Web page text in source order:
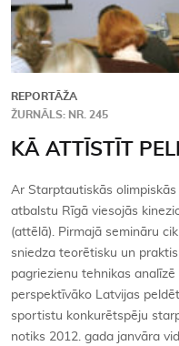
REPORTĀŽA
ŽURNĀLS: NR. 245
KĀ ATTĪSTĪT
Ar Starptautiskās
atbalstu Rīgā viesojās
(attēlā). Pirmajā semināru
sniedza teorētisku un
pagriezienu tehnikas
perspektīvāko Latvijas
sportistu konkurētspēju
notiks 2012. gada janvāra